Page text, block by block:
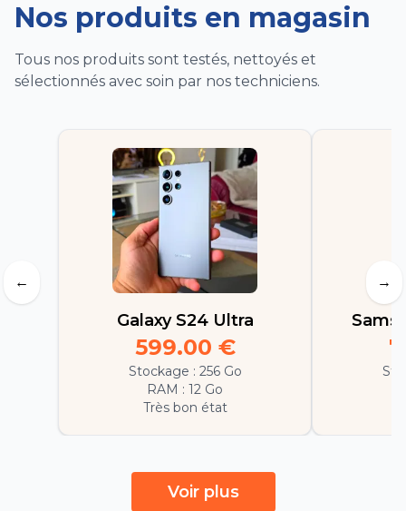
Nos produits en magasin
Tous nos produits sont testés, nettoyés et
sélectionnés avec soin par nos techniciens.
←
Galaxy S24 Ultra
599.00 €
Stockage : 256 Go
RAM : 12 Go
Très bon état
→
Voir plus